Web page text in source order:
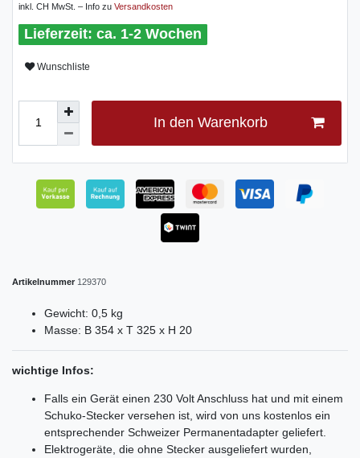
inkl. CH MwSt. – Info zu Versandkosten
ca. 1-2 Wochen
Wunschliste
In den Warenkorb
Artikelnummer 129370
Gewicht: 0,5 kg
Masse: B 354 x T 325 x H 20
wichtige Infos:
Falls ein Gerät einen 230 Volt Anschluss hat und mit einem
Schuko-Stecker versehen ist, wird von uns kostenlos ein
entsprechender Schweizer Permanentadapter geliefert.
Elektrogeräte, die ohne Stecker ausgeliefert wurden,